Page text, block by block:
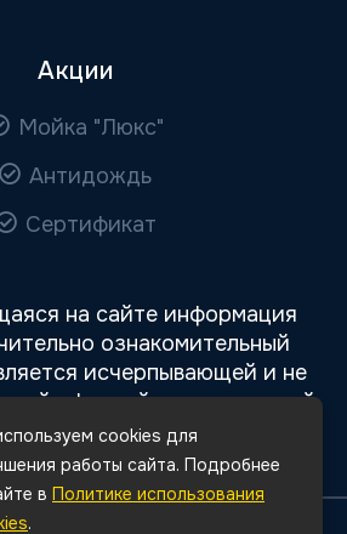
Акции
Мойка "Люкс"
Антидождь
Сертификат
на сайте информация
ознакомительный
исчерпывающей и не
офертой, определяемой
437 Гражданского
кодекса РФ.
cookies для
работы сайта. Подробнее
в Политике использования
.